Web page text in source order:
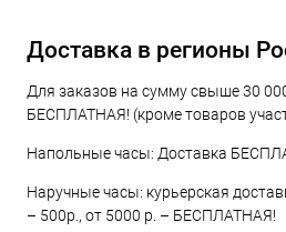
Доставка в регионы
Для заказов на сумму свыше 30
БЕСПЛАТНАЯ! (кроме товаров
Напольные часы: Доставка
Наручные часы: курьерская
– 500р., от 5000 р. – БЕСПЛАТНАЯ!